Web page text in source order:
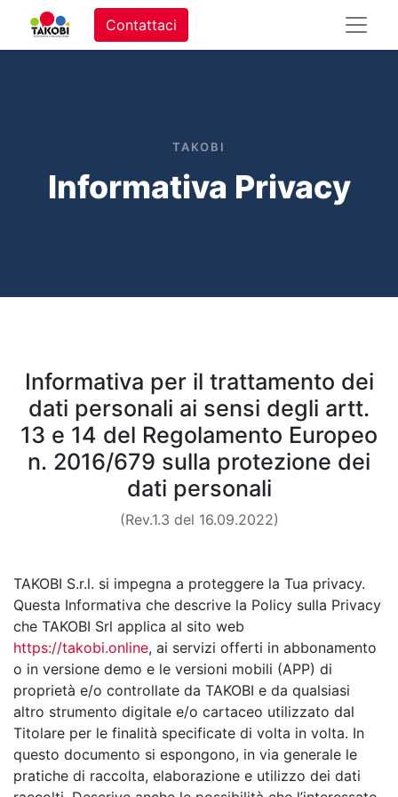
Contattaci
TAKOBI
Informativa Privacy
Informativa per il trattamento dei
dati personali ai sensi degli artt.
13 e 14 del Regolamento Europeo
n. 2016/679 sulla protezione dei
dati personali
(Rev.1.3 del 16.09.2022)
TAKOBI S.r.l. si impegna a proteggere la Tua privacy.
Questa Informativa che descrive la Policy sulla Privacy
che TAKOBI Srl applica al sito web
https://takobi.online, ai servizi offerti in abbonamento
o in versione demo e le versioni mobili (APP) di
proprietà e/o controllate da TAKOBI e da qualsiasi
altro strumento digitale e/o cartaceo utilizzato dal
Titolare per le finalità specificate di volta in volta. In
questo documento si espongono, in via generale le
pratiche di raccolta, elaborazione e utilizzo dei dati